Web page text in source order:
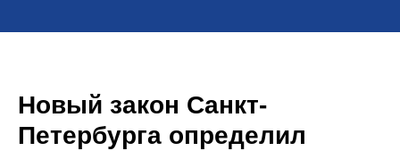
Новый закон Санкт-
Петербурга определил